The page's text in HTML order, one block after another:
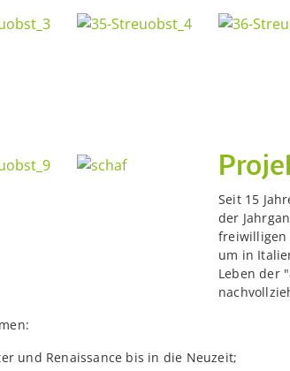
Seit 15
der
freiwilligen
um in
Leben der
und Renaissance bis in die Neuzeit;